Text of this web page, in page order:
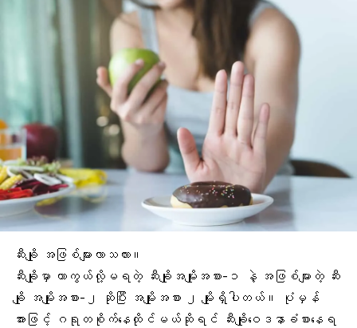
ဆီးချို အဖြစ်များလာသလား။
ဆီးချိုမှာ ကာကွယ်လို့မရတဲ့ ဆီးချိုအမျိုးအစား-၁ နဲ့ အဖြစ်များတဲ့ ဆီး
ချို အမျိုးအစား-၂
ဆိုပြီး အမျိုးအစား ၂ မျိုးရှိပါတယ်။ ပုံမှန်
အားဖြင့် ဂရုတစိုက်နေထိုင်မယ်ဆိုရင် ဆီးချိုဝေဒနာ ခံစားနေရ